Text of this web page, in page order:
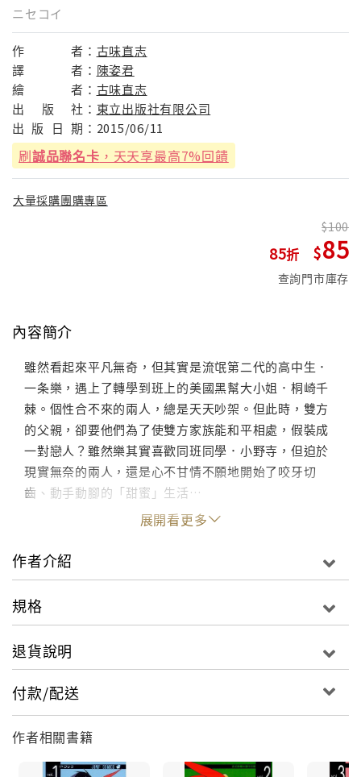
ニセコイ
作 者： 古味直志
譯
者： 陳姿君
繪
者： 古味直志
出
版 社： 東立出版社有限公司
出 版 日 期： 2015/06/11
刷誠品聯名卡 ，天天享最高7%回饋
大量採購團購專區
85
100
85
查詢門市庫存
內容簡介
雖然看起來平凡無奇，但其實是流氓第二代的高中生．
一条樂，遇上了轉學到班上的美國黑幫大小姐．桐崎千
棘。個性合不來的兩人，總是天天吵架。但此時，雙方
的父親，卻要他們為了使雙方家族能和平相處，假裝成
一對戀人？雖然樂其實喜歡同班同學．小野寺，但迫於
現實無奈的兩人，還是心不甘情不願地開始了咬牙切
齒、動手動腳的「甜蜜」生活…
展開看更多
作者介紹
規格
退貨說明
付款/配送
作者相關書籍